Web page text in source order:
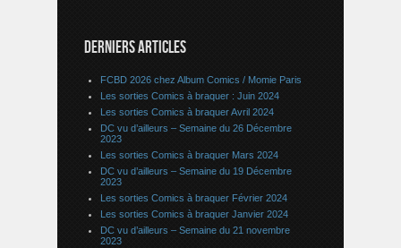
DERNIERS ARTICLES
FCBD 2026 chez Album Comics / Momie Paris
Les sorties Comics à braquer : Juin 2024
Les sorties Comics à braquer Avril 2024
DC vu d’ailleurs – Semaine du 26 Décembre
2023
Les sorties Comics à braquer Mars 2024
DC vu d’ailleurs – Semaine du 19 Décembre
2023
Les sorties Comics à braquer Février 2024
Les sorties Comics à braquer Janvier 2024
DC vu d’ailleurs – Semaine du 21 novembre
2023